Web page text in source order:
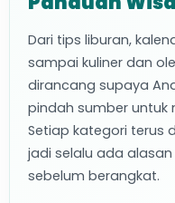
Dari tips liburan,
sampai kuliner dan
dirancang supaya
pindah sumber untuk
Setiap kategori terus
jadi selalu ada
sebelum berangkat.